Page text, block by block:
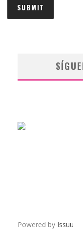
Powered by Issuu